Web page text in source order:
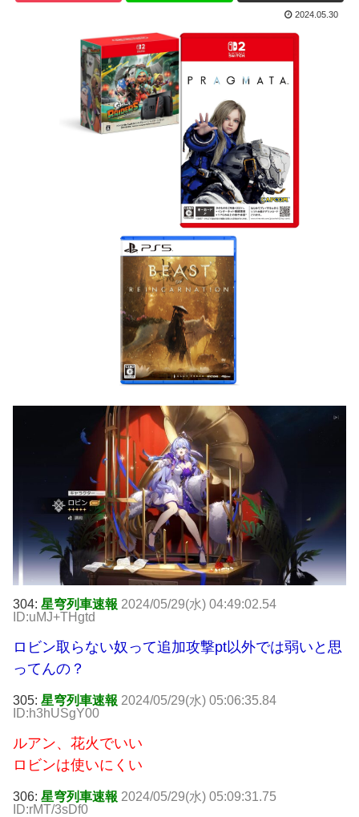
2024.05.30
304: 星穹列車速報 2024/05/29(水) 04:49:02.54
ID:uMJ+THgtd
ロビン取らない奴って追加攻撃pt以外では弱いと思
ってんの？
305: 星穹列車速報 2024/05/29(水) 05:06:35.84
ID:h3hUSgY00
ルアン、花火でいい
ロビンは使いにくい
306: 星穹列車速報 2024/05/29(水) 05:09:31.75
ID:rMT/3sDf0